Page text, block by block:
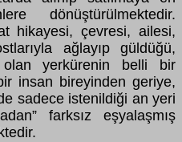
dönüştürülmektedir.
hikayesi, çevresi, ailesi,
ağlayıp güldüğü,
yerkürenin belli bir
insan bireyinden geriye,
sadece istenildiği an yeri
farksız eşyalaşmış